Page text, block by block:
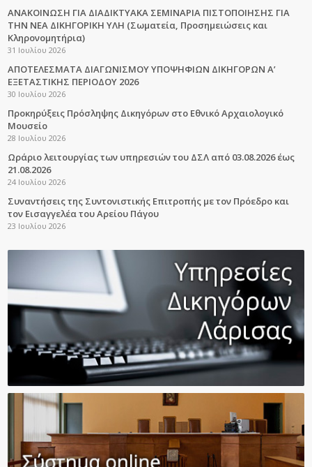
ΑΝΑΚΟΙΝΩΣΗ ΓΙΑ ΔΙΑΔΙΚΤΥΑΚΑ ΣΕΜΙΝΑΡΙΑ ΠΙΣΤΟΠΟΙΗΣΗΣ ΓΙΑ
ΤΗΝ ΝΕΑ ΔΙΚΗΓΟΡΙΚΗ ΥΛΗ (Σωματεία, Προσημειώσεις και
Κληρονομητήρια)
31 Ιουλίου 2026
ΑΠΟΤΕΛΕΣΜΑΤΑ ΔΙΑΓΩΝΙΣΜΟΥ ΥΠΟΨΗΦΙΩΝ ΔΙΚΗΓΟΡΩΝ Α’
ΕΞΕΤΑΣΤΙΚΗΣ ΠΕΡΙΟΔΟΥ 2026
30 Ιουλίου 2026
Προκηρύξεις Πρόσληψης Δικηγόρων στο Εθνικό Αρχαιολογικό
Μουσείο
28 Ιουλίου 2026
Ωράριο λειτουργίας των υπηρεσιών του ΔΣΛ από 03.08.2026 έως
21.08.2026
24 Ιουλίου 2026
Συναντήσεις της Συντονιστικής Επιτροπής με τον Πρόεδρο και
τον Εισαγγελέα του Αρείου Πάγου
23 Ιουλίου 2026